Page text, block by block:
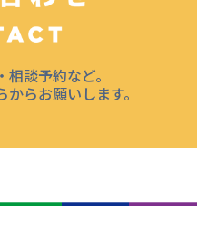
談予約など。
らお願いします。